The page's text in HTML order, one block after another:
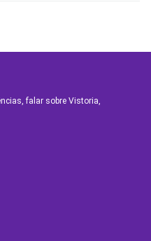
falar sobre Vistoria,